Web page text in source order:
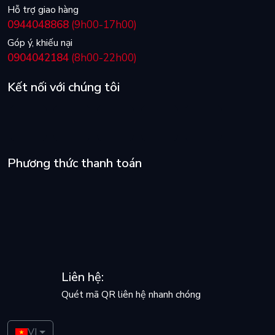
Hỗ trợ giao hàng
0944048868 (9h00-17h00)
Góp ý, khiếu nại
0904042184 (8h00-22h00)
Kết nối với chúng tôi
Phương thức thanh toán
Liên hệ:
Quét mã QR liên hệ nhanh chóng
VI